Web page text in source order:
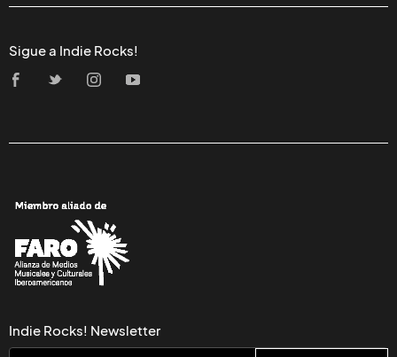
Sigue a Indie Rocks!
Indie Rocks! Newsletter